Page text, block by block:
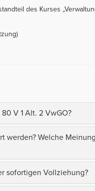
des Kurses
V 1 Alt. 2 VwGO?
werden? Welche
sofortigen Vollziehung?